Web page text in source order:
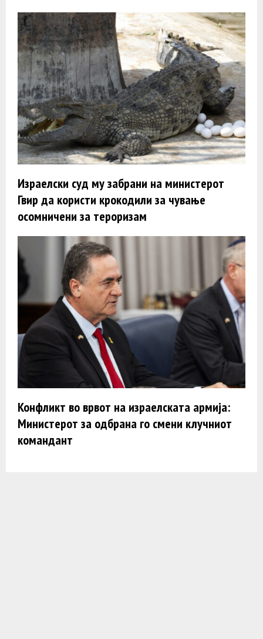
Израелски суд му забрани на министерот
Гвир да користи крокодили за чување
осомничени за тероризам
Конфликт во врвот на израелската армија:
Министерот за одбрана го смени клучниот
командант